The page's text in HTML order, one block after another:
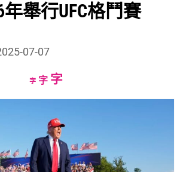
年舉行UFC格鬥賽
07-07
字Decrease
字Reset
字Increase